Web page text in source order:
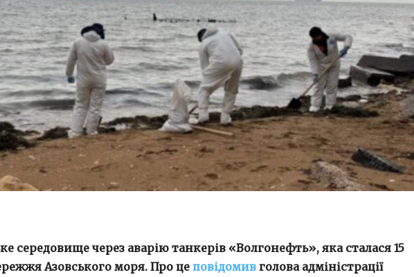
середовище через аварію танкерів «Волгонефть», яка сталася 15
Азовського моря. Про це повідомив голова адміністрації